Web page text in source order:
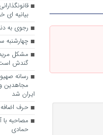
بیانیه ای
رجوی به
چهارشنبه
مشکل
گندش
رسانه
مجاهدین و
ایران شد
حرف
مصاحبه
حمادی